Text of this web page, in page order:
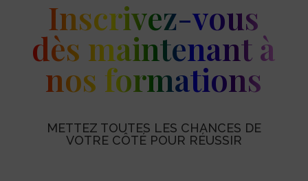
Inscrivez-vous
dès maintenant à
nos formations
METTEZ TOUTES LES CHANCES DE
VOTRE CÔTÉ POUR RÉUSSIR